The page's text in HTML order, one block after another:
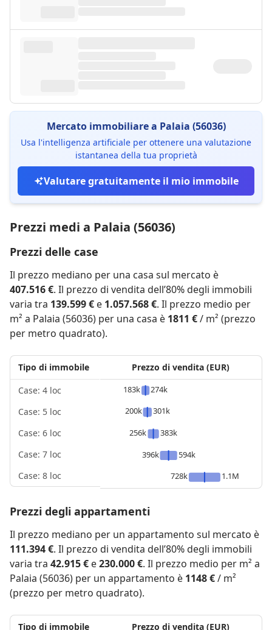
Mercato immobiliare a Palaia (56036)
Usa l'intelligenza artificiale per ottenere una valutazione
istantanea della tua proprietà
Valutare gratuitamente il mio immobile
Prezzi medi a Palaia (56036)
Prezzi delle case
Il prezzo mediano per una casa sul mercato è
407.516 €. Il prezzo di vendita dell’80% degli immobili
varia tra 139.599 € e 1.057.568 €. Il prezzo medio per
m² a Palaia (56036) per una casa è 1811 €/ m² (prezzo
per metro quadrato).
Tipo di immobile
Case: 4 loc
Case: 5 loc
Case: 6 loc
Case: 7 loc
Case: 8 loc
Prezzo di vendita (EUR)
183k
274k
200k
301k
256k
383k
396k
594k
728k
1.1M
Prezzi degli appartamenti
Il prezzo mediano per un appartamento sul mercato è
111.394 €. Il prezzo di vendita dell’80% degli immobili
varia tra 42.915 € e230.000 €. Il prezzo medio per m² a
Palaia (56036) per un appartamento è 1148 €/ m²
(prezzo per metro quadrato).
Tipo di immobile
Prezzo di vendita (EUR)